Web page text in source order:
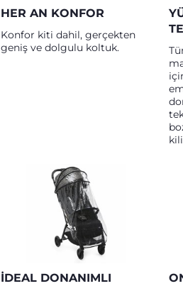
HER AN KONFOR
Konfor kiti dahil, gerçekten
geniş ve dolgulu koltuk.
İDEAL DONANIMLI